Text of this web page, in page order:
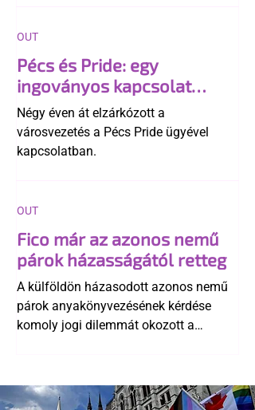
Pécs és Pride: egy
ingoványos kapcsolat
története
Négy éven át elzárkózott a
városvezetés a Pécs Pride ügyével
kapcsolatban.
OUT
Fico már az azonos nemű
párok házasságától retteg
A külföldön házasodott azonos nemű
párok anyakönyvezésének kérdése
komoly jogi dilemmát okozott a
egyértelműen tiltja a házasságuk
elismerését. Közben az ellenzéken belül
OUT